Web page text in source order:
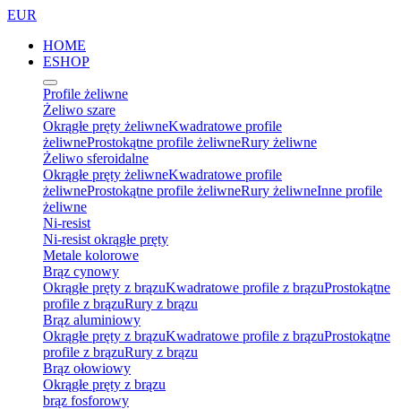
EUR
HOME
ESHOP
Profile żeliwne
Żeliwo szare
Okrągłe pręty żeliwneKwadratowe profile
żeliwneProstokątne profile żeliwneRury żeliwne
Żeliwo sferoidalne
Okrągłe pręty żeliwneKwadratowe profile
żeliwneProstokątne profile żeliwneRury żeliwneInne profile
żeliwne
Ni-resist
Ni-resist okrągłe pręty
Metale kolorowe
Brąz cynowy
Okrągłe pręty z brązuKwadratowe profile z brązuProstokątne
profile z brązuRury z brązu
Brąz aluminiowy
Okrągłe pręty z brązuKwadratowe profile z brązuProstokątne
profile z brązuRury z brązu
Brąz ołowiowy
Okrągłe pręty z brązu
brąz fosforowy